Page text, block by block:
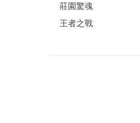
莊園驚魂
王者之戰